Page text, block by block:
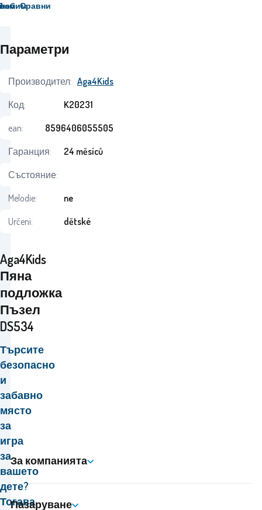
Сравни
Aga4Kids
Пяна
подложка
Пъзел
DS534
Търсите
безопасно
и
забавно
място
за
игра
за
вашето
дете?
Тогава
Параметри
Производител: Aga4Kids
Код:
K20231
ean:
8596406055505
Гаранция:
24 měsíců
Състояние:
Melodie:
ne
Určení:
dětské
За компанията
Пазаруване